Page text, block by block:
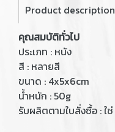
Product description
คุณสมบัติทั่วไป
ประเภท : หนัง
สี : หลายสี
ขนาด : 4x5x6cm
น้ำหนัก : 50g
รับผลิตตามใบสั่งซื้อ : ใช่